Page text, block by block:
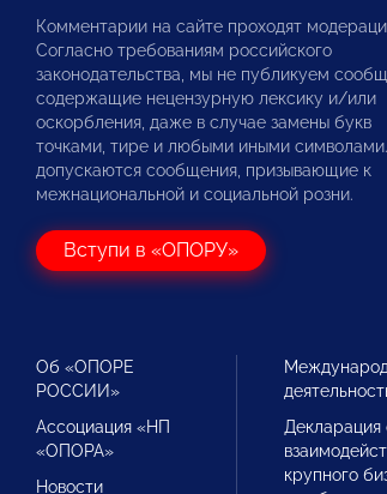
Комментарии на сайте проходят
Согласно требованиям российского
законодательства, мы не публикуем
содержащие нецензурную лексику и/или
оскорбления, даже в случае замены букв
точками, тире и любыми иными
допускаются сообщения, призывающие к
межнациональной и социальной розни.
Вступи в «ОПОРУ»
Об «ОПОРЕ
РОССИИ»
Ассоциация «НП
«ОПОРА»
Новости
Декларация
крупного